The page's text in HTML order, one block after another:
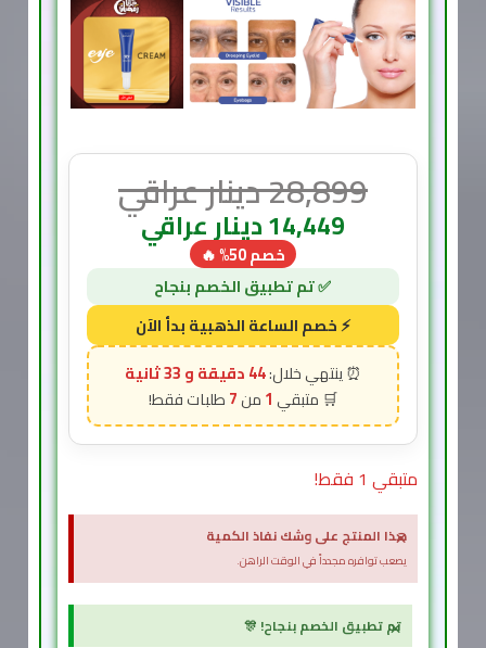
28,899دينار عراقي
14,449دينار عراقي
خصم 50% 🔥
44 دقيقة و 31 ثانية
1
7
متبقي 1 فقط!
هذا المنتج على وشك نفاذ الكمية
يصعب توافره مجدداً في الوقت الراهن.
×
تم تطبيق الخصم بنجاح! 🎊
×